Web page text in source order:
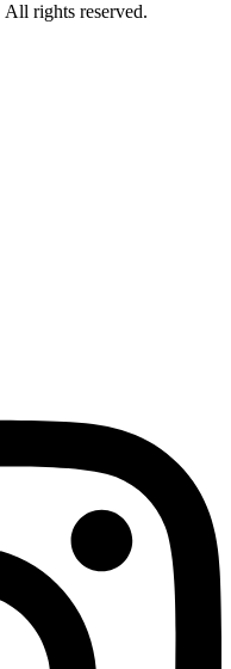
rights reserved.